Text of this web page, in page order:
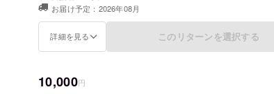
お届け予定：2026年08月
詳細を見る このリターンを選択する
10,000円